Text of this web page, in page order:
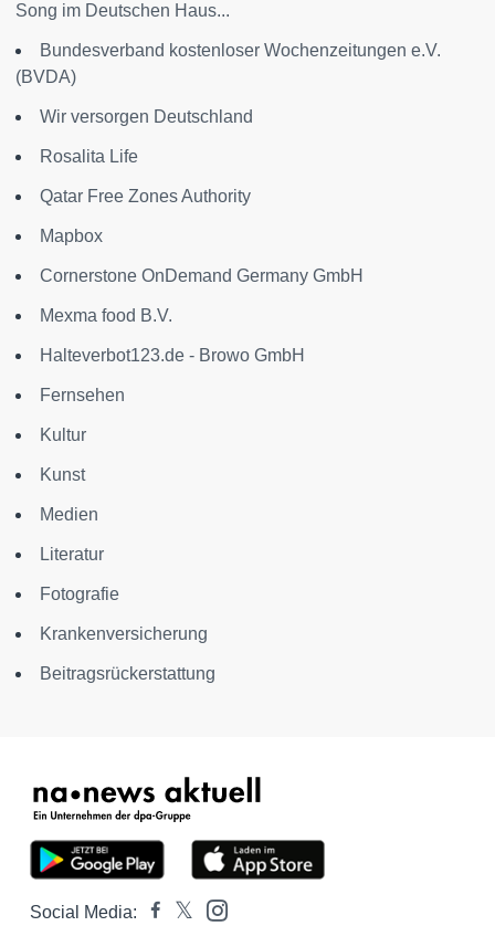
Song im Deutschen Haus...
Bundesverband kostenloser Wochenzeitungen e.V.
(BVDA)
Wir versorgen Deutschland
Rosalita Life
Qatar Free Zones Authority
Mapbox
Cornerstone OnDemand Germany GmbH
Mexma food B.V.
Halteverbot123.de - Browo GmbH
Fernsehen
Kultur
Kunst
Medien
Literatur
Fotografie
Krankenversicherung
Beitragsrückerstattung
Social Media: